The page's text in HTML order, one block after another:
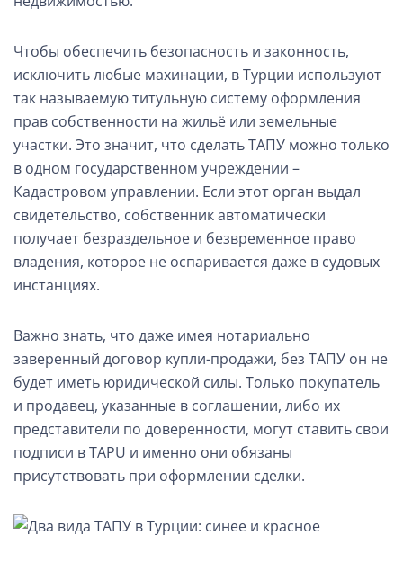
Чтобы обеспечить безопасность и законность,
исключить любые махинации, в Турции используют
так называемую титульную систему оформления
прав собственности на жильё или земельные
участки. Это значит, что сделать ТАПУ можно только
в одном государственном учреждении –
Кадастровом управлении. Если этот орган выдал
свидетельство, собственник автоматически
получает безраздельное и безвременное право
владения, которое не оспаривается даже в судовых
инстанциях.
Важно знать, что даже имея нотариально
заверенный договор купли-продажи, без ТАПУ он не
будет иметь юридической силы. Только покупатель
и продавец, указанные в соглашении, либо их
представители по доверенности, могут ставить свои
подписи в TAPU и именно они обязаны
присутствовать при оформлении сделки.